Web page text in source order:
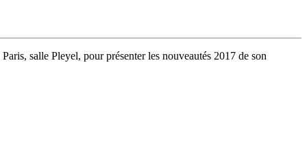
salle Pleyel, pour présenter les nouveautés 2017 de son